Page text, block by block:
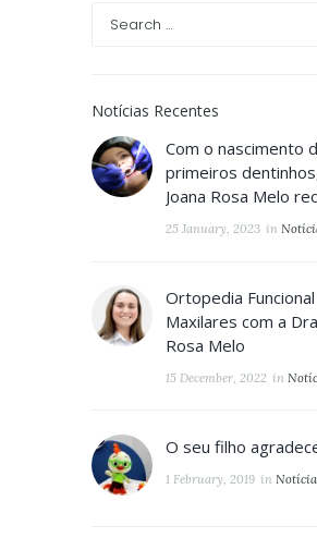
Notícias Recentes
Com o nascimento
primeiros
Joana Rosa Melo
25 January, 2023 in
Ortopedia
Maxilares com a
Rosa Melo
15 December, 2022 in
O seu filho
1 February, 2019 in